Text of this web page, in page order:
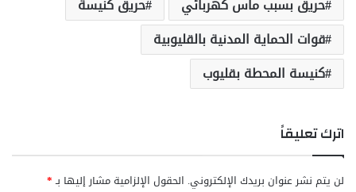
حريق بسبب ماس كهربائي
حريق كنيسة
قوات الحماية المدنية بالقليوبية
كنيسة المحطة بقليوب
اترك تعليقاً
لن يتم نشر عنوان بريدك الإلكتروني. الحقول الإلزامية مشار إليها بـ*